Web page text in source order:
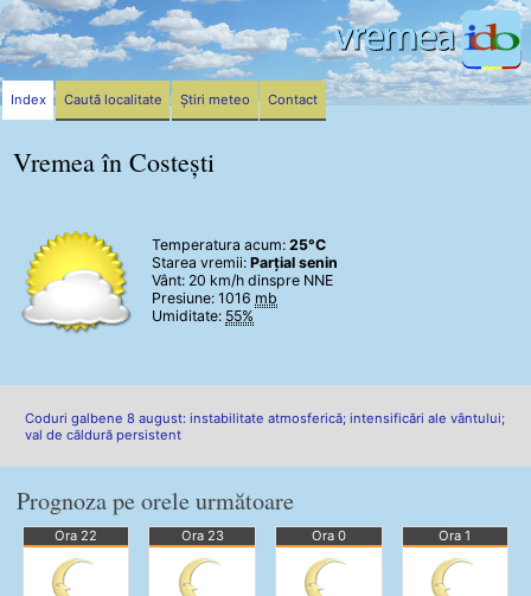
Vremea în Costești
Temperatura acum: 25°C
Starea vremii: Parțial senin
Vânt: 20 km/h dinspre NNE
Presiune: 1016 mb
Umiditate: 55%
Coduri galbene 8 august: instabilitate atmosferică; intensificări ale vântului;
val de căldură persistent
Prognoza pe orele următoare
Ora 22 Ora 23 Ora 0 Ora 1
Index Caută localitate Știri meteo Contact